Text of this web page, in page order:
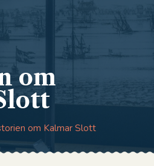
om
om Kalmar Slott